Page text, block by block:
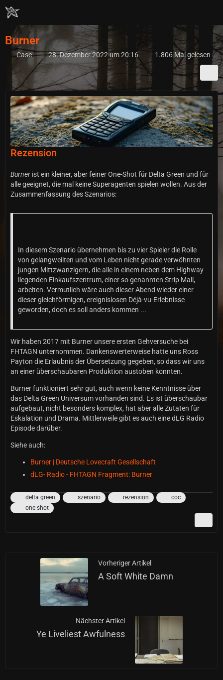
Burner
Case 28. Dezember 2022 um 20:16 1.806 Mal gelesen
Rezension
Burner ist ein kleiner, aber feiner One-Shot für Delta Green und für
alle geeignet, die mal keine Superagenten spielen wollen. Aus der
Zusammenfassung des Szenarios:
In diesem Szenario übernehmen bis zu vier Spieler die Rolle
von gelangweilten und vom Leben nicht gerade verwöhnten
jungen Mittzwanzigern, die alle in einem neben dem Highway
liegenden Einkaufszentrum, einer so genannten Strip Mall,
arbeiten. Vermutlich wäre auch dieser Abend wieder einer
dieser gleichförmigen, ereignislosen Déjà-vu-Erlebnisse
geworden, doch es soll anders kommen ...
Wir haben 2017 mit Burner unsere ersten Gehversuche bei
FHTAGN unternommen. Dankenswerterweise hatte uns Ross
Payton die Erlaubnis der Übersetzung gegeben, so dass wir uns
an einer überschaubaren Produktion austoben konnten.
Burner funktioniert sehr gut, auch wenn keine Kenntnisse über
das Delta Green Universum vorhanden sind. Es ist überschaubar
aufgebaut, nicht besonders komplex, hat aber alle Zutaten für
Eskalation und Drama. Mittlerweile gibt es auch eine dLG Radio
Episode darüber.
Siehe auch:
Burner | Deutsche Lovecraft Gesellschaft
dLG- Radio - FHTAGN Fragment: Burner
delta green szenario rezension
coc
one-shot
Vorheriger Artikel
A Soft White Damn
Nächster Artikel
Ye Liveliest Awfulness